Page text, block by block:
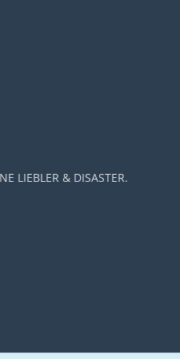
LIEBLER & DISASTER.